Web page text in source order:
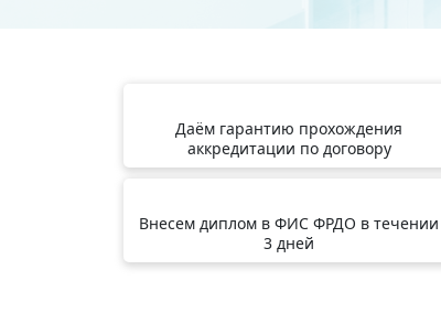
Даём гарантию прохождения
аккредитации по договору
Внесем диплом в ФИС ФРДО в течении
3 дней